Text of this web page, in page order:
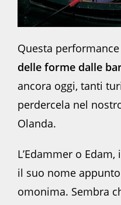
Questa
delle forme dalle
ancora oggi, tanti
perdercela nel
Olanda.
L’Edammer o
il suo nome
omonima. Sembra